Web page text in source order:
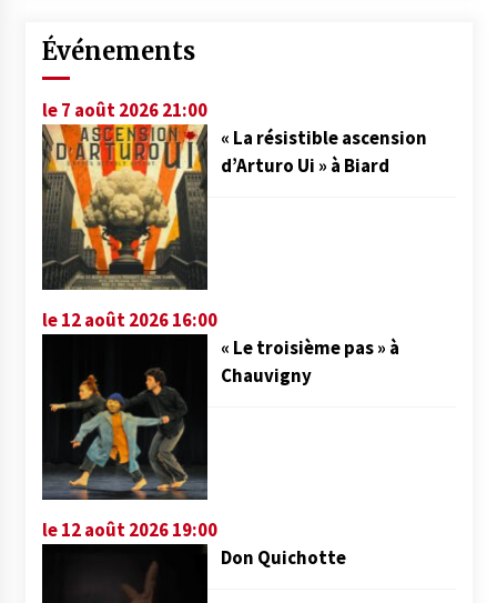
Événements
le 7 août 2026 21:00
« La résistible ascension
d’Arturo Ui » à Biard
le 12 août 2026 16:00
« Le troisième pas » à
Chauvigny
le 12 août 2026 19:00
Don Quichotte